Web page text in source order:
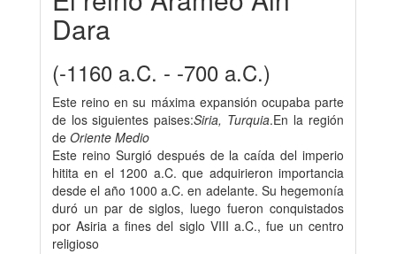
Dara
(-1160 a.C. - -700 a.C.)
Este reino en su máxima expansión ocupaba parte
de los siguientes paises:Siria, Turquia.En la región
de Oriente Medio
Este reino Surgió después de la caída del imperio
hitita en el 1200 a.C. que adquirieron importancia
desde el año 1000 a.C. en adelante. Su hegemonía
duró un par de siglos, luego fueron conquistados
por Asiria a fines del siglo VIII a.C., fue un centro
religioso